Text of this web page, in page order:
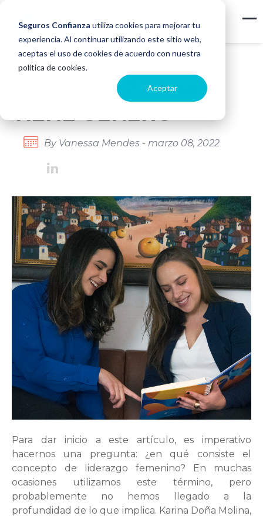
Seguros Confianza utiliza cookies para mejorar tu
experiencia. Al continuar utilizando este sitio web,
aceptas el uso de cookies de acuerdo con nuestra
política de cookies.
Aceptar
EL LIDERAZGO NO
TIENE GÉNERO
By Vanessa Mendes - marzo 08, 2022
Para dar inicio a este artículo, es imperativo
hacernos una pregunta: ¿en qué consiste el
concepto de liderazgo femenino? En muchas
ocasiones utilizamos este término, pero
probablemente no hemos llegado a la
profundidad de lo que implica. Karina Doña Molina,